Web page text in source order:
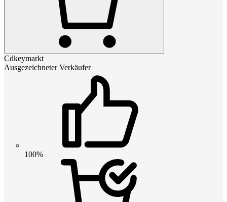
Cdkeymarkt
Ausgezeichneter Verkäufer
100%